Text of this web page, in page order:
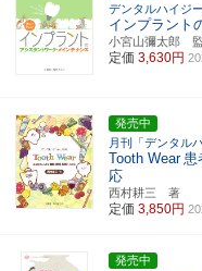
デンタルハイジ
インプラント
小宮山彌太郎
定価 3,630円
発売中
月刊「デンタル
Tooth Wear 患
応
西村耕三 著
定価 3,850円
発売中